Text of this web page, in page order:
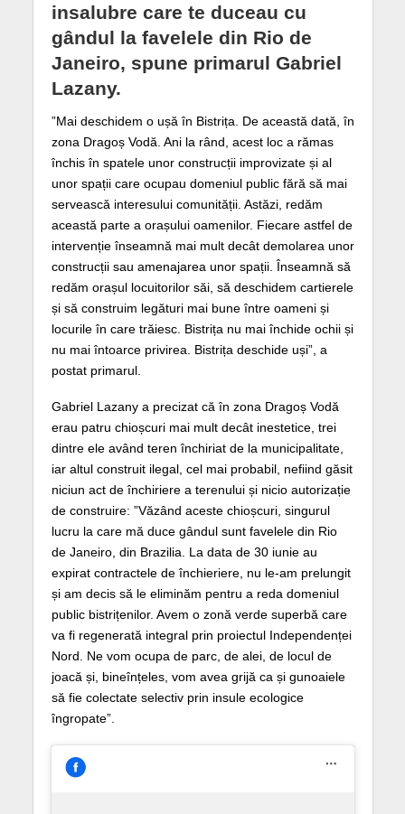
insalubre care te duceau cu
gândul la favelele din Rio de
Janeiro, spune primarul Gabriel
Lazany.
”Mai deschidem o ușă în Bistrița. De această dată, în
zona Dragoș Vodă. Ani la rând, acest loc a rămas
închis în spatele unor construcții improvizate și al
unor spații care ocupau domeniul public fără să mai
servească interesului comunității. Astăzi, redăm
această parte a orașului oamenilor. Fiecare astfel de
intervenție înseamnă mai mult decât demolarea unor
construcții sau amenajarea unor spații. Înseamnă să
redăm orașul locuitorilor săi, să deschidem cartierele
și să construim legături mai bune între oameni și
locurile în care trăiesc. Bistrița nu mai închide ochii și
nu mai întoarce privirea. Bistrița deschide uși”, a
postat primarul.
Gabriel Lazany a precizat că în zona Dragoș Vodă
erau patru chioșcuri mai mult decât inestetice, trei
dintre ele având teren închiriat de la municipalitate,
iar altul construit ilegal, cel mai probabil, nefiind găsit
niciun act de închiriere a terenului și nicio autorizație
de construire: ”Văzând aceste chioșcuri, singurul
lucru la care mă duce gândul sunt favelele din Rio
de Janeiro, din Brazilia. La data de 30 iunie au
expirat contractele de închieriere, nu le-am prelungit
și am decis să le eliminăm pentru a reda domeniul
public bistrițenilor. Avem o zonă verde superbă care
va fi regenerată integral prin proiectul Independenței
Nord. Ne vom ocupa de parc, de alei, de locul de
joacă și, bineînțeles, vom avea grijă ca și gunoaiele
să fie colectate selectiv prin insule ecologice
îngropate”.